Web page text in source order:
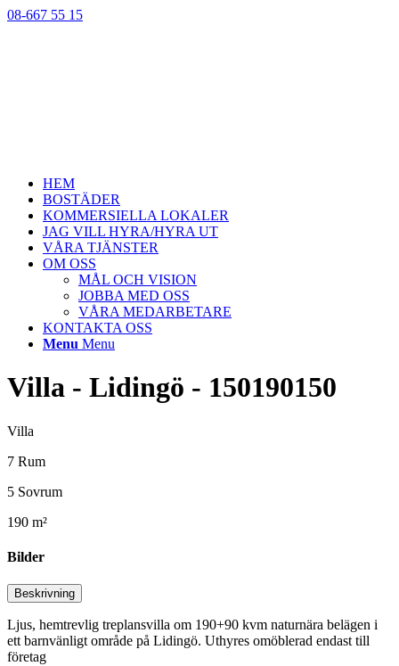
08-667 55 15
HEM
BOSTÄDER
KOMMERSIELLA LOKALER
JAG VILL HYRA/HYRA UT
VÅRA TJÄNSTER
OM OSS
MÅL OCH VISION
JOBBA MED OSS
VÅRA MEDARBETARE
KONTAKTA OSS
Menu Menu
Villa - Lidingö - 150190150
Villa
7 Rum
5 Sovrum
190 m²
Bilder
Beskrivning
Ljus, hemtrevlig treplansvilla om 190+90 kvm naturnära belägen i
ett barnvänligt område på Lidingö. Uthyres omöblerad endast till
företag